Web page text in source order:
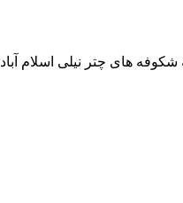
های چتر نیلی اسلام آباد